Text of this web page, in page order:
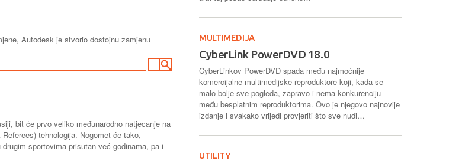
Autodesk je stvorio dostojnu zamjenu
bit će prvo veliko međunarodno natjecanje na
tehnologija. Nogomet će tako,
sportovima prisutan već godinama, pa i
MULTIMEDIJA
CyberLink PowerDVD 18.0
CyberLinkov PowerDVD spada među najmoćnije
komercijalne multimedijske reproduktore koji, kada se
malo bolje sve pogleda, zapravo i nema konkurenciju
među besplatnim reproduktorima. Ovo je njegovo najnovije
izdanje i svakako vrijedi provjeriti što sve nudi…
UTILITY